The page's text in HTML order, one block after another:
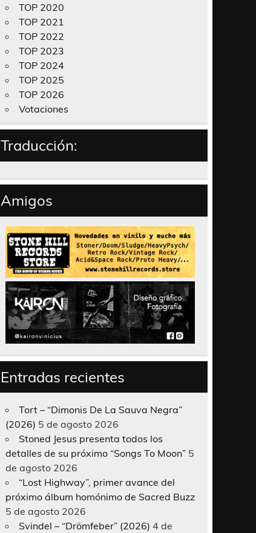
TOP 2020
TOP 2021
TOP 2022
TOP 2023
TOP 2024
TOP 2025
TOP 2026
Votaciones
Traducción:
Amigos
Entradas recientes
Tort – “Dimonis De La Sauva Negra”
(2026) 5 de agosto 2026
Stoned Jesus presenta todos los
detalles de su próximo “Songs To Moon” 5
de agosto 2026
“Lost Highway”, primer avance del
próximo álbum homónimo de Sacred Buzz
5 de agosto 2026
Svindel – “Drömfeber” (2026) 4 de